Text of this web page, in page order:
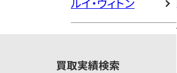
買取実績検索